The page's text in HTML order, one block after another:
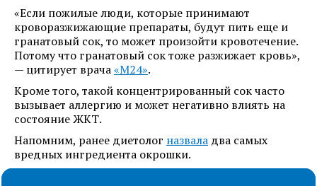
«Если пожилые люди, которые принимают
кроворазжижающие препараты, будут пить еще и
гранатовый сок, то может произойти кровотечение.
Потому что гранатовый сок тоже разжижает кровь»,
— цитирует врача«М24».
Кроме того, такой концентрированный сок часто
вызывает аллергию и может негативно влиять на
состояние ЖКТ.
Напомним, ранее диетолог назвала два самых
вредных ингредиента окрошки.